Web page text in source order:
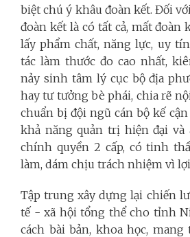
biệt chú ý khâu đoàn kết. Đối
đoàn kết là có tất cả, mất đoàn
lấy phẩm chất, năng lực, uy
tác làm thước đo cao nhất,
nảy sinh tâm lý cục bộ địa
hay tư tưởng bè phái, chia rẽ
chuẩn bị đội ngũ cán bộ kế
khả năng quản trị hiện đại
chính quyền 2 cấp, có tinh
làm, dám chịu trách nhiệm vì
Tập trung xây dựng lại chiến
tế - xã hội tổng thể cho tỉnh
cách bài bản, khoa học,